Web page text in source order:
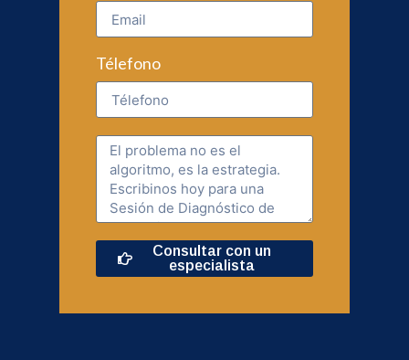
Télefono
Consultar con un
especialista